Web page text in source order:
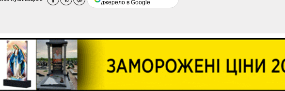
джерело в Google